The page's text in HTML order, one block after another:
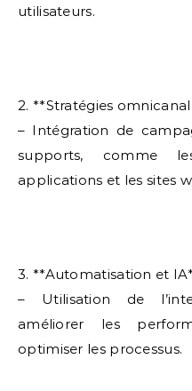
utilisateurs.
2. **Stratégies
– Intégration de
supports, comme
applications et les sites
3. **Automatisation et
– Utilisation de
améliorer les
optimiser les processus.